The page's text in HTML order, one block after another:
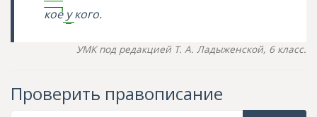
кое у кого.
УМК под редакцией Т. А. Ладыженской, 6 класс.
Проверить правописание